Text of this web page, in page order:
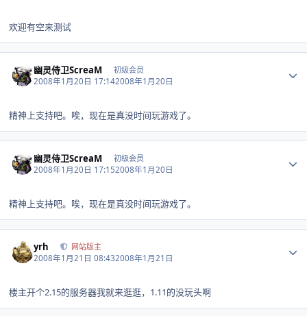
欢迎有空来测试
幽灵侍卫ScreaM 初级会员
2008年1月20日 17:142008年1月20日
精神上支持吧。唉，现在是真没时间玩游戏了。
幽灵侍卫ScreaM 初级会员
2008年1月20日 17:152008年1月20日
精神上支持吧。唉，现在是真没时间玩游戏了。
yrh 网站版主
2008年1月21日 08:432008年1月21日
楼主开个2.15的服务器我就来逛逛，1.11的没玩头啊